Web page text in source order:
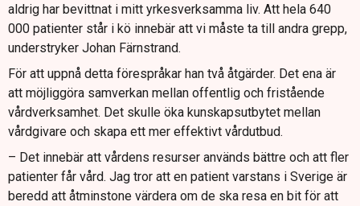
aldrig har bevittnat i mitt yrkesverksamma liv. Att hela 640
000 patienter står i kö innebär att vi måste ta till andra grepp,
understryker Johan Färnstrand.
För att uppnå detta förespråkar han två åtgärder. Det ena är
att möjliggöra samverkan mellan offentlig och fristående
vårdverksamhet. Det skulle öka kunskapsutbytet mellan
vårdgivare och skapa ett mer effektivt vårdutbud.
– Det innebär att vårdens resurser används bättre och att fler
patienter får vård. Jag tror att en patient varstans i Sverige är
beredd att åtminstone värdera om de ska resa en bit för att